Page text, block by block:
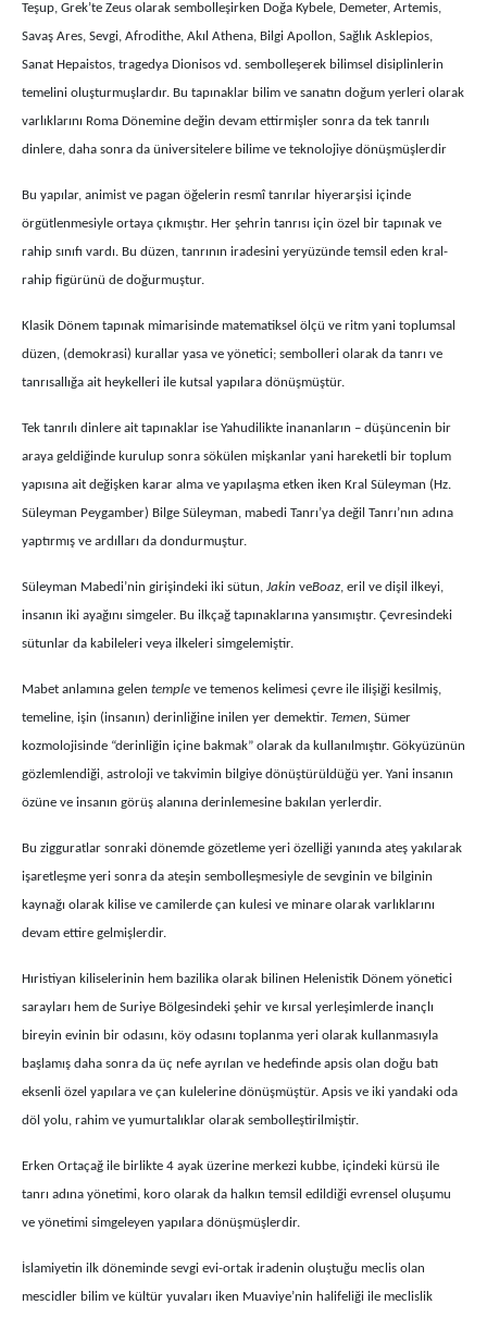
Teşup, Grek’te Zeus olarak sembolleşirken Doğa Kybele, Demeter, Artemis,
Savaş Ares, Sevgi, Afrodithe, Akıl Athena, Bilgi Apollon, Sağlık Asklepios,
Sanat Hepaistos, tragedya Dionisos vd. sembolleşerek bilimsel disiplinlerin
temelini oluşturmuşlardır. Bu tapınaklar bilim ve sanatın doğum yerleri olarak
varlıklarını Roma Dönemine değin devam ettirmişler sonra da tek tanrılı
dinlere, daha sonra da üniversitelere bilime ve teknolojiye dönüşmüşlerdir
Bu yapılar, animist ve pagan öğelerin resmî tanrılar hiyerarşisi içinde
örgütlenmesiyle ortaya çıkmıştır. Her şehrin tanrısı için özel bir tapınak ve
rahip sınıfı vardı. Bu düzen, tanrının iradesini yeryüzünde temsil eden kral-
rahip figürünü de doğurmuştur.
Klasik Dönem tapınak mimarisinde matematiksel ölçü ve ritm yani toplumsal
düzen, (demokrasi) kurallar yasa ve yönetici; sembolleri olarak da tanrı ve
tanrısallığa ait heykelleri ile kutsal yapılara dönüşmüştür.
Tek tanrılı dinlere ait tapınaklar ise Yahudilikte inananların – düşüncenin bir
araya geldiğinde kurulup sonra sökülen mişkanlar yani hareketli bir toplum
yapısına ait değişken karar alma ve yapılaşma etken iken Kral Süleyman (Hz.
Süleyman Peygamber) Bilge Süleyman, mabedi Tanrı’ya değil Tanrı’nın adına
yaptırmış ve ardılları da dondurmuştur.
Süleyman Mabedi’nin girişindeki iki sütun, Jakin veBoaz, eril ve dişil ilkeyi,
insanın iki ayağını simgeler. Bu ilkçağ tapınaklarına yansımıştır. Çevresindeki
sütunlar da kabileleri veya ilkeleri simgelemiştir.
Mabet anlamına gelen temple ve temenos kelimesi çevre ile ilişiği kesilmiş,
temeline, işin (insanın) derinliğine inilen yer demektir. Temen, Sümer
kozmolojisinde “derinliğin içine bakmak” olarak da kullanılmıştır. Gökyüzünün
gözlemlendiği, astroloji ve takvimin bilgiye dönüştürüldüğü yer. Yani insanın
özüne ve insanın görüş alanına derinlemesine bakılan yerlerdir.
Bu zigguratlar sonraki dönemde gözetleme yeri özelliği yanında ateş yakılarak
işaretleşme yeri sonra da ateşin sembolleşmesiyle de sevginin ve bilginin
kaynağı olarak kilise ve camilerde çan kulesi ve minare olarak varlıklarını
devam ettire gelmişlerdir.
Hıristiyan kiliselerinin hem bazilika olarak bilinen Helenistik Dönem yönetici
sarayları hem de Suriye Bölgesindeki şehir ve kırsal yerleşimlerde inançlı
bireyin evinin bir odasını, köy odasını toplanma yeri olarak kullanmasıyla
başlamış daha sonra da üç nefe ayrılan ve hedefinde apsis olan doğu batı
eksenli özel yapılara ve çan kulelerine dönüşmüştür. Apsis ve iki yandaki oda
döl yolu, rahim ve yumurtalıklar olarak sembolleştirilmiştir.
Erken Ortaçağ ile birlikte 4 ayak üzerine merkezi kubbe, içindeki kürsü ile
tanrı adına yönetimi, koro olarak da halkın temsil edildiği evrensel oluşumu
ve yönetimi simgeleyen yapılara dönüşmüşlerdir.
İslamiyetin ilk döneminde sevgi evi-ortak iradenin oluştuğu meclis olan
mescidler bilim ve kültür yuvaları iken Muaviye’nin halifeliği ile meclislik